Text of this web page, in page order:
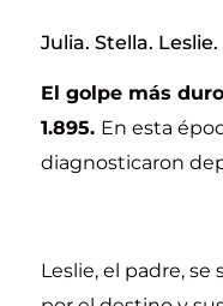
Julia. Stella. Leslie.
El golpe más
1.895. En esta
diagnosticaron
Leslie, el padre,